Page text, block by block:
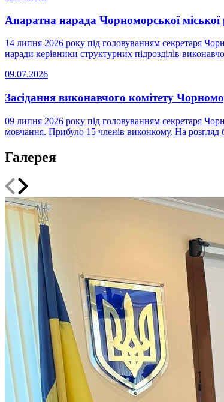
Апаратна нарада Чорноморської міської
14 липня 2026 року під головуванням секретаря
наради керівники структурних підрозділів
09.07.2026
Засідання виконавчого комітету
09 липня 2026 року під головуванням секретаря
мовчання. Прибуло 15 членів виконкому. На розгляд
Галерея